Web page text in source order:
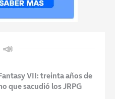
📣
VII: treinta años de
que sacudió los JRPG